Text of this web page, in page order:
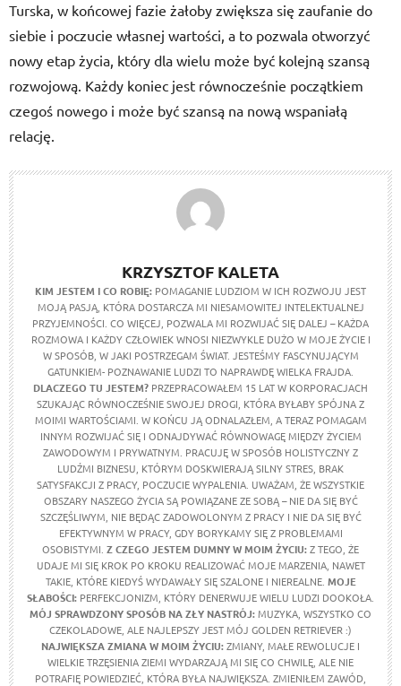
Turska, w końcowej fazie żałoby zwiększa się zaufanie do
siebie i poczucie własnej wartości, a to pozwala otworzyć
nowy etap życia, który dla wielu może być kolejną szansą
rozwojową. Każdy koniec jest równocześnie początkiem
czegoś nowego i może być szansą na nową wspaniałą
relację.
KRZYSZTOF KALETA
KIM JESTEM I CO ROBIĘ: POMAGANIE LUDZIOM W ICH ROZWOJU JEST
MOJĄ PASJĄ, KTÓRA DOSTARCZA MI NIESAMOWITEJ INTELEKTUALNEJ
PRZYJEMNOŚCI. CO WIĘCEJ, POZWALA MI ROZWIJAĆ SIĘ DALEJ – KAŻDA
ROZMOWA I KAŻDY CZŁOWIEK WNOSI NIEZWYKLE DUŻO W MOJE ŻYCIE I
W SPOSÓB, W JAKI POSTRZEGAM ŚWIAT. JESTEŚMY FASCYNUJĄCYM
GATUNKIEM- POZNAWANIE LUDZI TO NAPRAWDĘ WIELKA FRAJDA.
DLACZEGO TU JESTEM? PRZEPRACOWAŁEM 15 LAT W KORPORACJACH
SZUKAJĄC RÓWNOCZEŚNIE SWOJEJ DROGI, KTÓRA BYŁABY SPÓJNA Z
MOIMI WARTOŚCIAMI. W KOŃCU JĄ ODNALAZŁEM, A TERAZ POMAGAM
INNYM ROZWIJAĆ SIĘ I ODNAJDYWAĆ RÓWNOWAGĘ MIĘDZY ŻYCIEM
ZAWODOWYM I PRYWATNYM. PRACUJĘ W SPOSÓB HOLISTYCZNY Z
LUDŹMI BIZNESU, KTÓRYM DOSKWIERAJĄ SILNY STRES, BRAK
SATYSFAKCJI Z PRACY, POCZUCIE WYPALENIA. UWAŻAM, ŻE WSZYSTKIE
OBSZARY NASZEGO ŻYCIA SĄ POWIĄZANE ZE SOBĄ – NIE DA SIĘ BYĆ
SZCZĘŚLIWYM, NIE BĘDĄC ZADOWOLONYM Z PRACY I NIE DA SIĘ BYĆ
EFEKTYWNYM W PRACY, GDY BORYKAMY SIĘ Z PROBLEMAMI
OSOBISTYMI. Z CZEGO JESTEM DUMNY W MOIM ŻYCIU:Z TEGO, ŻE
UDAJE MI SIĘ KROK PO KROKU REALIZOWAĆ MOJE MARZENIA, NAWET
TAKIE, KTÓRE KIEDYŚ WYDAWAŁY SIĘ SZALONE I NIEREALNE. MOJE
SŁABOŚCI: PERFEKCJONIZM, KTÓRY DENERWUJE WIELU LUDZI DOOKOŁA.
MÓJ SPRAWDZONY SPOSÓB NA ZŁY NASTRÓJ:MUZYKA, WSZYSTKO CO
CZEKOLADOWE, ALE NAJLEPSZY JEST MÓJ GOLDEN RETRIEVER :)
NAJWIĘKSZA ZMIANA W MOIM ŻYCIU:ZMIANY, MAŁE REWOLUCJE I
WIELKIE TRZĘSIENIA ZIEMI WYDARZAJĄ MI SIĘ CO CHWILĘ, ALE NIE
POTRAFIĘ POWIEDZIEĆ, KTÓRA BYŁA NAJWIĘKSZA. ZMIENIŁEM ZAWÓD,